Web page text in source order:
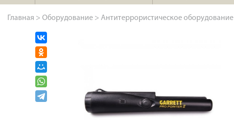
Главная > Оборудование > Антитеррористическое оборудование